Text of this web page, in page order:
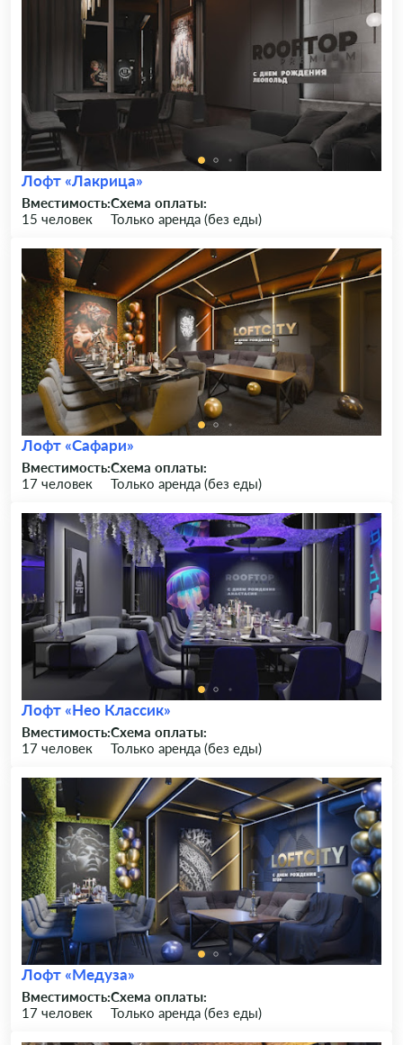
Лофт «Лакрица»
Вместимость:
15 человек
Схема оплаты:
Только аренда (без еды)
Лофт «Сафари»
Вместимость:
17 человек
Схема оплаты:
Только аренда (без еды)
Лофт «Нео Классик»
Вместимость:
17 человек
Схема оплаты:
Только аренда (без еды)
Лофт «Медуза»
Вместимость:
17 человек
Схема оплаты:
Только аренда (без еды)